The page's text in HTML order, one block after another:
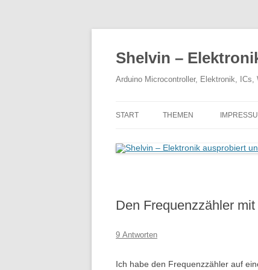
Shelvin –
Arduino Microcontroller, Elektronik,
START THEMEN
Den Frequenzzähler
9 Antworten
Ich habe den Frequenzzähler auf